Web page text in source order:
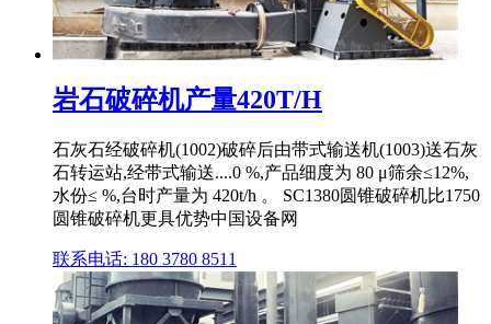
岩石破碎机产量420T/H
石灰石经破碎机(1002)破碎后由带式输送机(1003)送石灰
石转运站,经带式输送....0 %,产品细度为 80 μ筛余≤12%,
水份≤ %,台时产量为 420t/h 。 SC1380圆锥破碎机比1750
圆锥破碎机更具优势中国设备网
联系电话: 180 3780 8511